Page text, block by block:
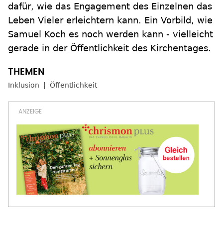
dafür, wie das Engagement des Einzelnen das
Leben Vieler erleichtern kann. Ein Vorbild, wie
Samuel Koch es noch werden kann - vielleicht
gerade in der Öffentlichkeit des Kirchentages.
Inklusion Öffentlichkeit